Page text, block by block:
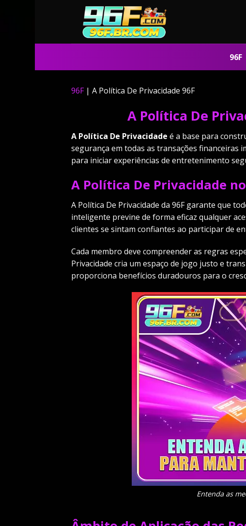
96F
96F| A Política De Privacidade 96F
A Política De
A Política De Privacidade é a base para
segurança em todas as transações financeiras
para iniciar experiências de entretenimento
A Política De Privacidade
A Política De Privacidade da 96F garante que
inteligente previne de forma eficaz qualquer
clientes se sintam confiantes ao participar de
Cada membro deve compreender as regras
Privacidade cria um espaço de jogo justo e
proporciona benefícios duradouros para o
Entenda as